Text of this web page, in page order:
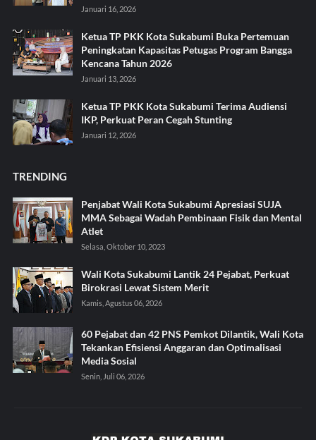
Januari 16, 2026
Ketua TP PKK Kota Sukabumi Buka Pertemuan
Peningkatan Kapasitas Petugas Program Bangga
Kencana Tahun 2026
Januari 13, 2026
Ketua TP PKK Kota Sukabumi Terima Audiensi
IKP, Perkuat Peran Cegah Stunting
Januari 12, 2026
TRENDING
Penjabat Wali Kota Sukabumi Apresiasi SUJA
MMA Sebagai Wadah Pembinaan Fisik dan Mental
Atlet
Selasa, Oktober 10, 2023
Wali Kota Sukabumi Lantik 24 Pejabat, Perkuat
Birokrasi Lewat Sistem Merit
Kamis, Agustus 06, 2026
60 Pejabat dan 42 PNS Pemkot Dilantik, Wali Kota
Tekankan Efisiensi Anggaran dan Optimalisasi
Media Sosial
Senin, Juli 06, 2026